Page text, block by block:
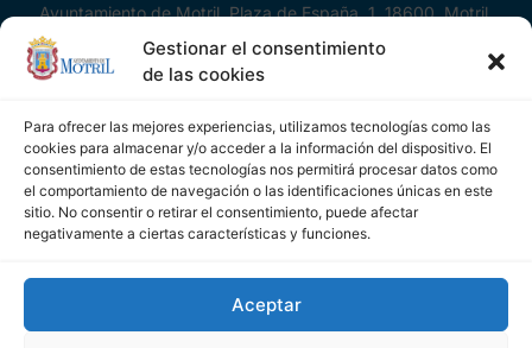
Gestionar el consentimiento
de las cookies
Para ofrecer las mejores experiencias, utilizamos tecnologías como las
cookies para almacenar y/o acceder a la información del dispositivo. El
consentimiento de estas tecnologías nos permitirá procesar datos como
el comportamiento de navegación o las identificaciones únicas en este
sitio. No consentir o retirar el consentimiento, puede afectar
negativamente a ciertas características y funciones.
Aceptar
Ayuntamiento de Motril, Plaza de España, 1, 18600, Motril,
(Granada), CIF: P1814200J, DIR3: L01181400